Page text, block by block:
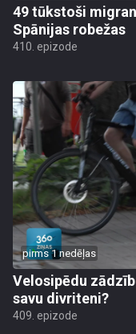
49 tūkstoši
Spānijas robežas
410. epizode
pirms 1 nedēļas
Velosipēdu
savu divriteni?
409. epizode